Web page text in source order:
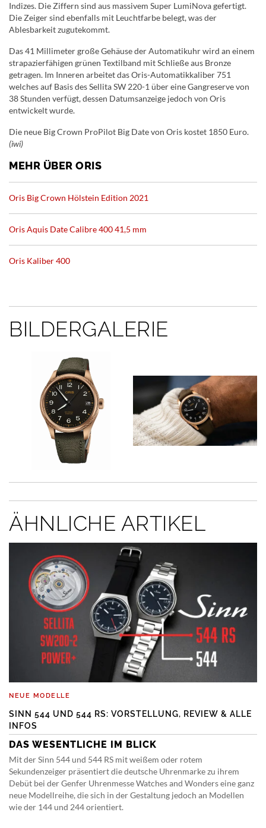
Indizes. Die Ziffern sind aus massivem Super LumiNova gefertigt.
Die Zeiger sind ebenfalls mit Leuchtfarbe belegt, was der
Ablesbarkeit zugutekommt.
Das 41 Millimeter große Gehäuse der Automatikuhr wird an einem
strapazierfähigen grünen Textilband mit Schließe aus Bronze
getragen. Im Inneren arbeitet das Oris-Automatikkaliber 751
welches auf Basis des Sellita SW 220-1 über eine Gangreserve von
38 Stunden verfügt, dessen Datumsanzeige jedoch von Oris
entwickelt wurde.
Die neue Big Crown ProPilot Big Date von Oris kostet 1850 Euro.
(iwi)
MEHR ÜBER ORIS
Oris Big Crown Hölstein Edition 2021
Oris Aquis Date Calibre 400 41,5 mm
Oris Kaliber 400
BILDERGALERIE
ÄHNLICHE ARTIKEL
NEUE MODELLE
SINN 544 UND 544 RS: VORSTELLUNG, REVIEW & ALLE
INFOS
DAS WESENTLICHE IM BLICK
Mit der Sinn 544 und 544 RS mit weißem oder rotem
Sekundenzeiger präsentiert die deutsche Uhrenmarke zu ihrem
Debüt bei der Genfer Uhrenmesse Watches and Wonders eine ganz
neue Modellreihe, die sich in der Gestaltung jedoch an Modellen
wie der 144 und 244 orientiert.